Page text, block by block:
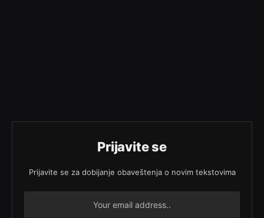
Prijavite se
Prijavite se za dobijanje obaveštenja o novim tekstovima